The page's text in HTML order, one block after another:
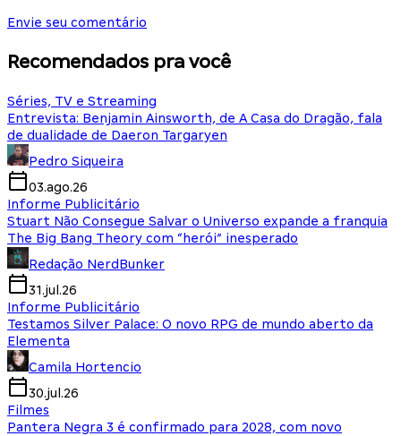
Envie seu comentário
Recomendados pra você
Séries, TV e Streaming
Entrevista: Benjamin Ainsworth, de A Casa do Dragão, fala
de dualidade de Daeron Targaryen
Pedro Siqueira
03.ago.26
Informe Publicitário
Stuart Não Consegue Salvar o Universo expande a franquia
The Big Bang Theory com “herói” inesperado
Redação NerdBunker
31.jul.26
Informe Publicitário
Testamos Silver Palace: O novo RPG de mundo aberto da
Elementa
Camila Hortencio
30.jul.26
Filmes
Pantera Negra 3 é confirmado para 2028, com novo